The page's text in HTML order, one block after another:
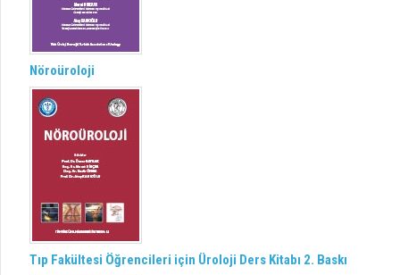
Nöroüroloji
Tıp Fakültesi Öğrencileri için Üroloji Ders Kitabı 2. Baskı